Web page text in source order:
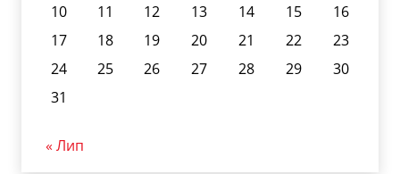
10
11 12 13 14 15
16
17
18 19 20 21 22
23
24
25 26 27 28 29
30
31
« Лип